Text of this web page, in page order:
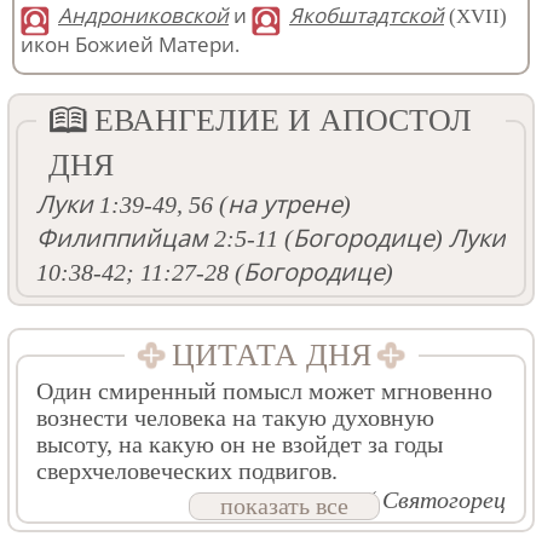
Андрониковскойи Якобштадтской(XVII)
икон Божией Матери.
ЕВАНГЕЛИЕ И АПОСТОЛ
ДНЯ
Луки 1:39-49, 56(на утрене)
Филиппийцам 2:5-11 (Богородице) Луки
10:38-42; 11:27-28(Богородице)
ЦИТАТА ДНЯ
Один смиренный помысл может мгновенно
вознести человека на такую духовную
высоту, на какую он не взойдет за годы
сверхчеловеческих подвигов.
Прп. Паисий Святогорец
показать все